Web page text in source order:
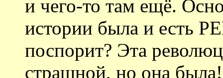
и чего-то там ещё.
истории была и есть
поспорит? Эта
страшной, но она